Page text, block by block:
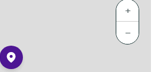
+
−